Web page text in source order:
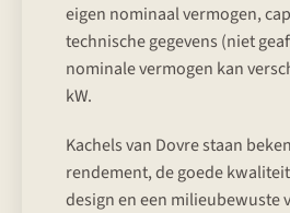
eigen nominaal vermogen,
technische gegevens (niet
nominale vermogen kan
kW.
Kachels van Dovre staan
rendement, de goede
design en een milieubewuste